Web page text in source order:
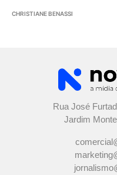
CHRISTIANE BENASSI
Rua José
Jardim